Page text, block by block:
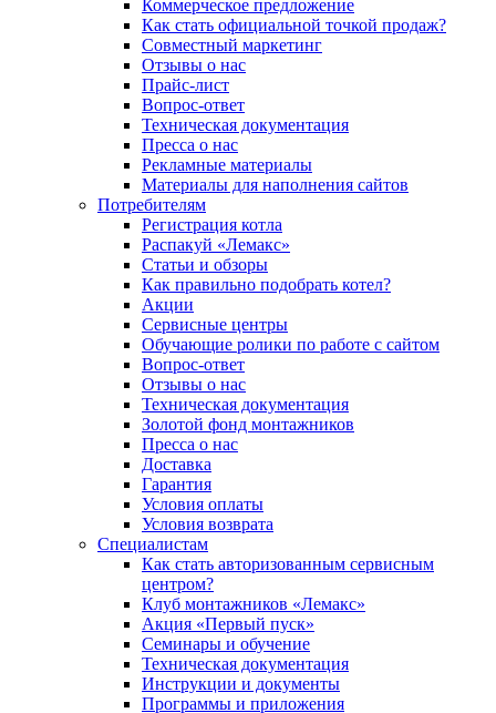
Коммерческое предложение
Как стать официальной точкой продаж?
Совместный маркетинг
Отзывы о нас
Прайс-лист
Вопрос-ответ
Техническая документация
Пресса о нас
Рекламные материалы
Материалы для наполнения сайтов
Потребителям
Регистрация котла
Распакуй «Лемакс»
Статьи и обзоры
Как правильно подобрать котел?
Акции
Сервисные центры
Обучающие ролики по работе с сайтом
Вопрос-ответ
Отзывы о нас
Техническая документация
Золотой фонд монтажников
Пресса о нас
Доставка
Гарантия
Условия оплаты
Условия возврата
Специалистам
Как стать авторизованным сервисным
центром?
Клуб монтажников «Лемакс»
Акция «Первый пуск»
Семинары и обучение
Техническая документация
Инструкции и документы
Программы и приложения